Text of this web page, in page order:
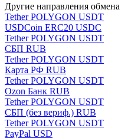
Другие направления обмена
Tether POLYGON USDT
USDCoin ERC20 USDC
Tether POLYGON USDT
СБП RUB
Tether POLYGON USDT
Карта РФ RUB
Tether POLYGON USDT
Ozon Банк RUB
Tether POLYGON USDT
СБП (без вериф.) RUB
Tether POLYGON USDT
PayPal USD